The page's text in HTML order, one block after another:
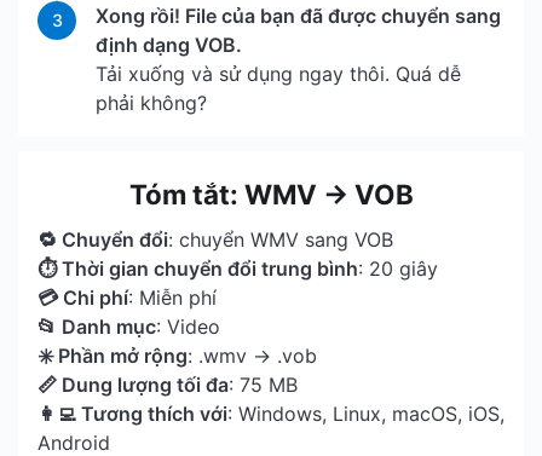
3
Xong rồi! File của bạn đã được chuyển sang
định dạng VOB.
Tải xuống và sử dụng ngay thôi. Quá dễ
phải không?
Tóm tắt: WMV → VOB
🔁 Chuyển đổi: chuyển WMV sang VOB
⏱ Thời gian chuyển đổi trung bình: 20 giây
💳 Chi phí: Miễn phí
📂 Danh mục: Video
✳️ Phần mở rộng: .wmv → .vob
📏 Dung lượng tối đa: 75 MB
👩‍💻 Tương thích với: Windows, Linux, macOS, iOS,
Android